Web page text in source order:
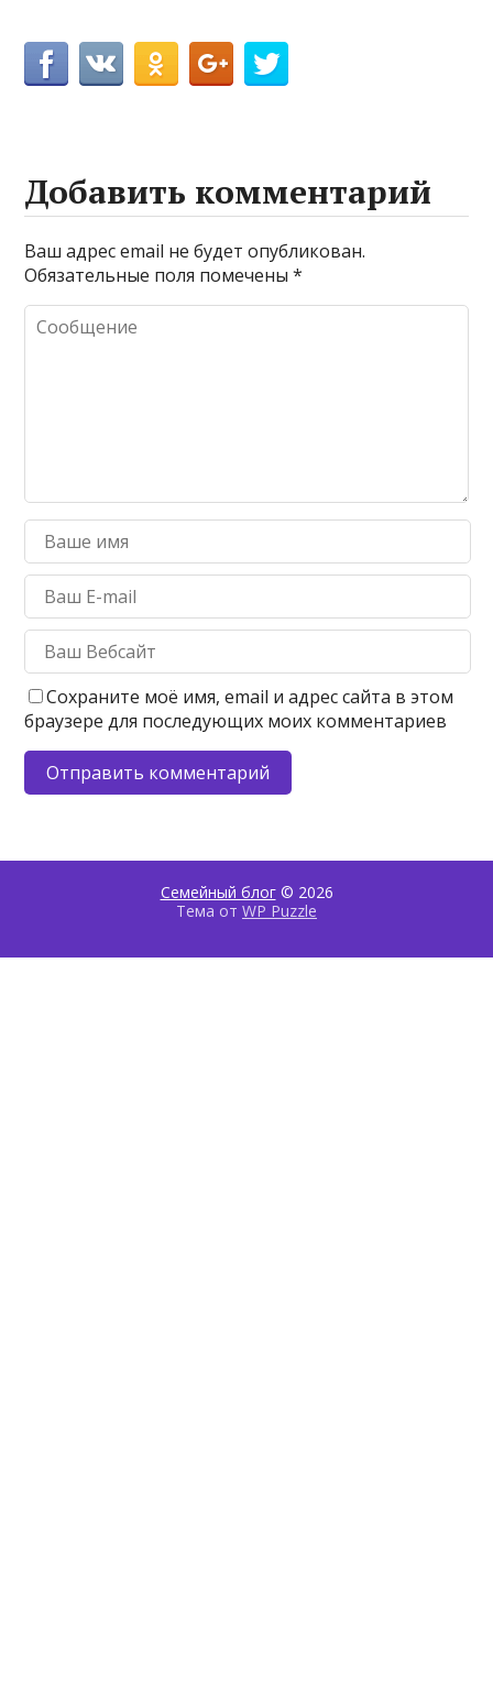
Добавить комментарий
Ваш адрес email не будет опубликован.
Обязательные поля помечены*
Сохраните моё имя, email и адрес сайта в этом
браузере для последующих моих комментариев
Семейный блог© 2026
Тема от WP Puzzle